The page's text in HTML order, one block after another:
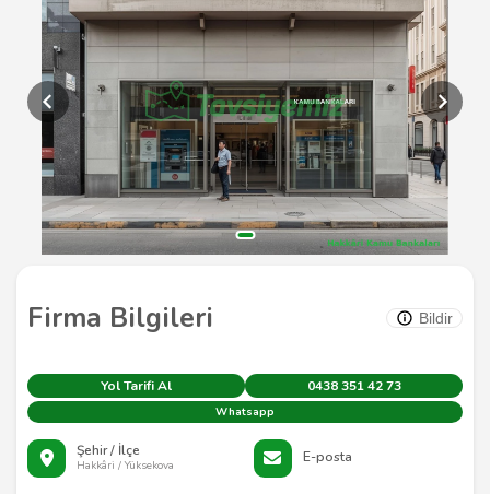
Firma Bilgileri Bildir
Yol Tarifi Al 0438 351 42 73
Whatsapp
Şehir / İlçe
Hakkâri / Yüksekova E-posta